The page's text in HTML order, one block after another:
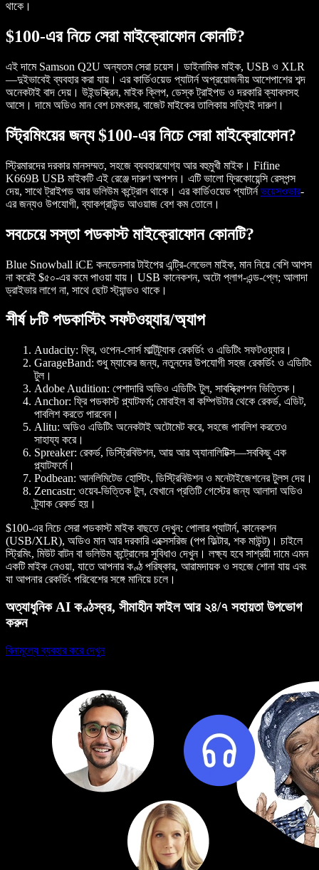
থাকে।
$100-এর নিচে সেরা মাইক্রোফোন কোনটি?
এই দামে Samson Q2U অন্যতম সেরা চয়েস। ডাইনামিক মাইক, USB ও XLR
—দুইভাবেই ব্যবহার করা যায়। এর কার্ডিওয়েড প্যাটার্ন অপ্রয়োজনীয় আশেপাশের শব্দ
অনেকটাই বাদ দেয়। উইন্ডস্ক্রিন, মাইক ক্লিপ, ডেস্ক ট্রাইপড ও দরকারি ক্যাবলসহ
আসে। দামে অডিও মান বেশ চমৎকার, বাজেট মাইকের তালিকায় সত্যিই দারুণ।
স্ট্রিমিংয়ের জন্য $100-এর নিচে সেরা মাইক্রোফোন?
স্ট্রিমারদের দরকার মানসম্মত, সহজে ব্যবহারযোগ্য আর বহুমুখী মাইক। Fifine
K669B USB মাইকটি এই রেঞ্জে দারুণ অপশন। এটি ভালো ফ্রিকোয়েন্সি রেসপন্স
দেয়, সাথে ট্রাইপড আর ভলিউম কন্ট্রোল থাকে। এর কার্ডিওয়েড প্যাটার্নভয়েসওভার-
এর জন্যও উপযোগী, ব্যাকগ্রাউন্ড আওয়াজ বেশ কম তোলে।
সবচেয়ে সস্তা পডকাস্ট মাইক্রোফোন কোনটি?
Blue Snowball iCE কনডেনসার টাইপের এন্ট্রি-লেভেল মাইক, মান নিয়ে বেশি আপস
না করেই $৫০-এর কমে পাওয়া যায়। USB কানেকশন, অটো প্লাগ-এন্ড-প্লে; আলাদা
ড্রাইভার লাগে না, সাথে ছোট স্ট্যান্ডও থাকে।
শীর্ষ ৮টি পডকাস্টিং সফটওয়্যার/অ্যাপ
Audacity: ফ্রি, ওপেন-সোর্স মাল্টিট্র্যাক রেকর্ডিং ও এডিটিং সফটওয়্যার।
GarageBand: শুধু ম্যাকের জন্য, নতুনদের উপযোগী সহজ রেকর্ডিং ও এডিটিং
টুল।
Adobe Audition: পেশাদারি অডিও এডিটিং টুল, সাবস্ক্রিপশন ভিত্তিক।
Anchor: ফ্রি পডকাস্ট প্ল্যাটফর্ম; মোবাইল বা কম্পিউটার থেকে রেকর্ড, এডিট,
পাবলিশ করতে পারবেন।
Alitu: অডিও এডিটিং অনেকটাই অটোমেট করে, সহজে পাবলিশ করতেও
সাহায্য করে।
Spreaker: রেকর্ড, ডিস্ট্রিবিউশন, আয় আর অ্যানালিটিক্স—সবকিছু এক
প্ল্যাটফর্মে।
Podbean: আনলিমিটেড হোস্টিং, ডিস্ট্রিবিউশন ও মনেটাইজেশনের টুলস দেয়।
Zencastr: ওয়েব-ভিত্তিক টুল, যেখানে প্রতিটি গেস্টের জন্য আলাদা অডিও
ট্র্যাক রেকর্ড হয়।
$100-এর নিচে সেরা পডকাস্ট মাইক বাছতে দেখুন: পোলার প্যাটার্ন, কানেকশন
(USB/XLR), অডিও মান আর দরকারি এক্সেসরিজ (পপ ফিল্টার, শক মাউন্ট)। চাইলে
স্ট্রিমিং, মিউট বাটন বা ভলিউম কন্ট্রোলের সুবিধাও দেখুন। লক্ষ্য হবে সাশ্রয়ী দামে এমন
একটি মাইক নেওয়া, যাতে আপনার কণ্ঠ পরিষ্কার, আরামদায়ক ও সহজে শোনা যায় এবং
যা আপনার রেকর্ডিং পরিবেশের সঙ্গে মানিয়ে চলে।
অত্যাধুনিক AI কণ্ঠস্বর, সীমাহীন ফাইল আর ২৪/৭ সহায়তা উপভোগ
করুন
বিনামূল্যে ব্যবহার করে দেখুন